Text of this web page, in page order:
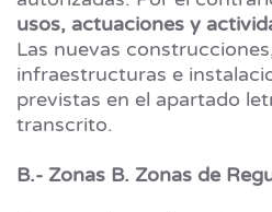
usos, actuaciones y
Las nuevas
infraestructuras e
previstas en el apartado
transcrito.
B.- Zonas B. Zonas de